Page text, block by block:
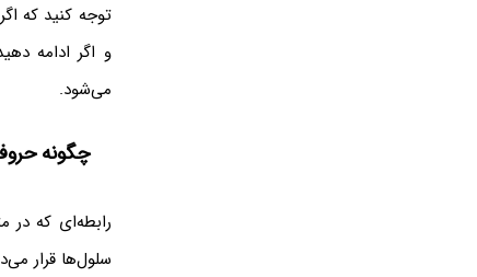
و اگر ادامه
می‌شود.
چگونه حروف را با
رابطه‌ای که در
سلول‌ها قرار می‌دهد. برای افزایش ۲ یا ۳